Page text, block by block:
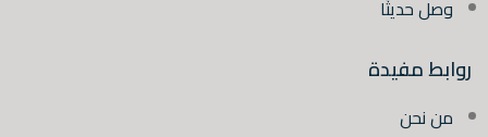
وصل حديثًا
روابط مفيدة
من نحن